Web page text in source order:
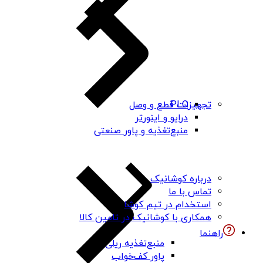
PLC
درایو و اینورتر
منبع‌تغذیه و پاور صنعتی
منبع‌تغذیه ریلی
پاور کف‌خواب
تجهیزات قطع و وصل
درباره کوشانیک
تماس با ما
استخدام در تیم کوشا
همکاری با کوشانیک در تامین کالا
راهنما